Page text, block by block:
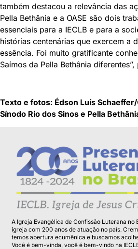
também destacou a relevância das
Pella Bethânia e a OASE são dois
essenciais para a IECLB e para a
histórias centenárias que exercem a
essência. Foi muito gratificante
Saímos da Pella Bethânia diferentes”,
Texto e fotos: Édson Luís
Sínodo Rio dos Sinos e Pella
A Igreja Evangélica de Confissão Luterana no
igreja com 200 anos de atuação no país.
temos abertura ecumênica e buscamos
Você é bem-vinda, você é bem-vindo na